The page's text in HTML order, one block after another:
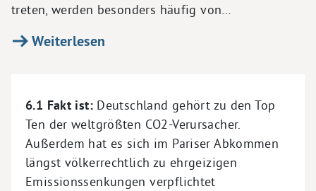
treten, werden besonders häufig von…
Weiterlesen
6.1 Fakt ist:Deutschland gehört zu den Top
Ten der weltgrößten CO2-Verursacher.
Außerdem hat es sich im Pariser Abkommen
längst völkerrechtlich zu ehrgeizigen
Emissionssenkungen verpflichtet